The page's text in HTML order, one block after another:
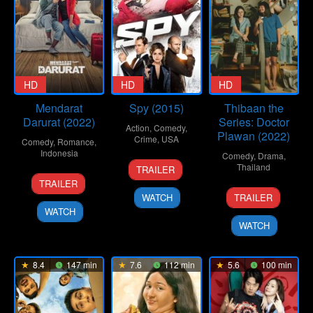
HD
Mendarat
Darurat (2022)
Comedy, Romance,
Indonesia
8
Sep
2022
Pandji
Pragiwaksono
TRAILER
WATCH
HD
Spy (2015)
Action, Comedy,
Crime, USA
6
May
2015
Paul
Feig
TRAILER
WATCH
HD
Thibaan the
Series: Doctor
Plawan (2022)
Comedy, Drama,
Thailand
10
Mar
2022
Surasak
Pongsorn
TRAILER
WATCH
8.4 147 min 7.6 112 min 5.6 100 min